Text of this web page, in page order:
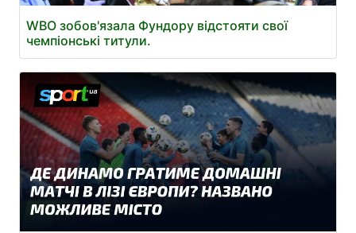
WBO зобов'язала Фундору відстояти свої
чемпіонські титули.